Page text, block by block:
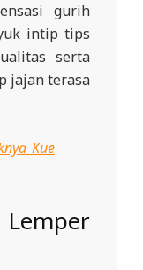
gurih
intip tips
serta
jajan terasa
Kue